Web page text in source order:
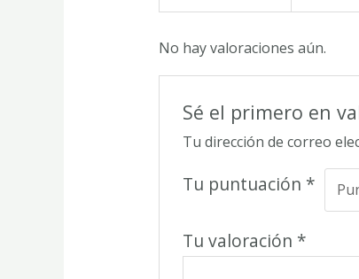
No hay valoraciones aún.
Sé el primero en
Tu dirección de correo
Tu puntuación *
Tu valoración *